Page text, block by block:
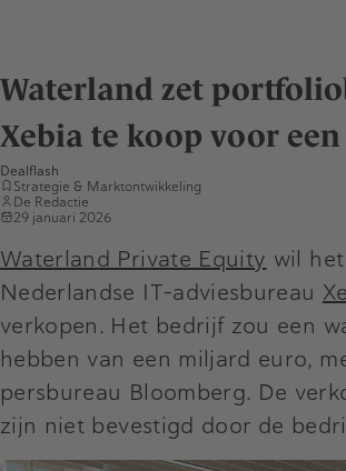
Waterland zet
Xebia te koop voor
Dealflash
Strategie & Marktontwikkeling
De Redactie
29 januari 2026
Waterland Private Equity wil het
Nederlandse IT-adviesbureau
verkopen. Het bedrijf zou een
hebben van een miljard euro,
persbureau Bloomberg. De
zijn niet bevestigd door de